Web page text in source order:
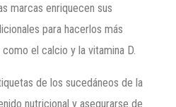
marcas enriquecen sus
para hacerlos más
el calcio y la vitamina D.
de los sucedáneos de la
nutricional y asegurarse de